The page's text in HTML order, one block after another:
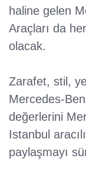
haline gelen
Araçları da
olacak.
Zarafet, stil,
Mercedes-
değerlerini
Istanbul
paylaşmayı